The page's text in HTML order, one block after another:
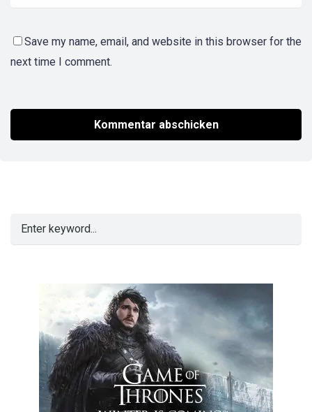
Save my name, email, and website in this browser for the
next time I comment.